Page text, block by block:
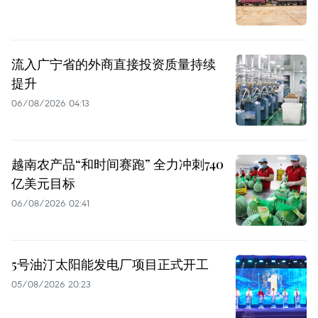
流入广宁省的外商直接投资质量持续
提升
06/08/2026 04:13
越南农产品“和时间赛跑” 全力冲刺740
亿美元目标
06/08/2026 02:41
5号油汀太阳能发电厂项目正式开工
05/08/2026 20:23